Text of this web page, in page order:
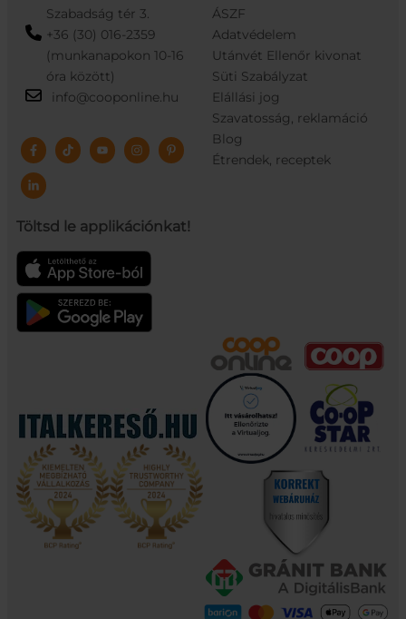
Szabadság tér 3.
+36 (30) 016-2359
(munkanapokon 10-16
óra között)
info@cooponline.hu
Töltsd le applikációnkat!
ÁSZF
Adatvédelem
Utánvét Ellenőr kivonat
Süti Szabályzat
Elállási jog
Szavatosság, reklamáció
Blog
Étrendek, receptek